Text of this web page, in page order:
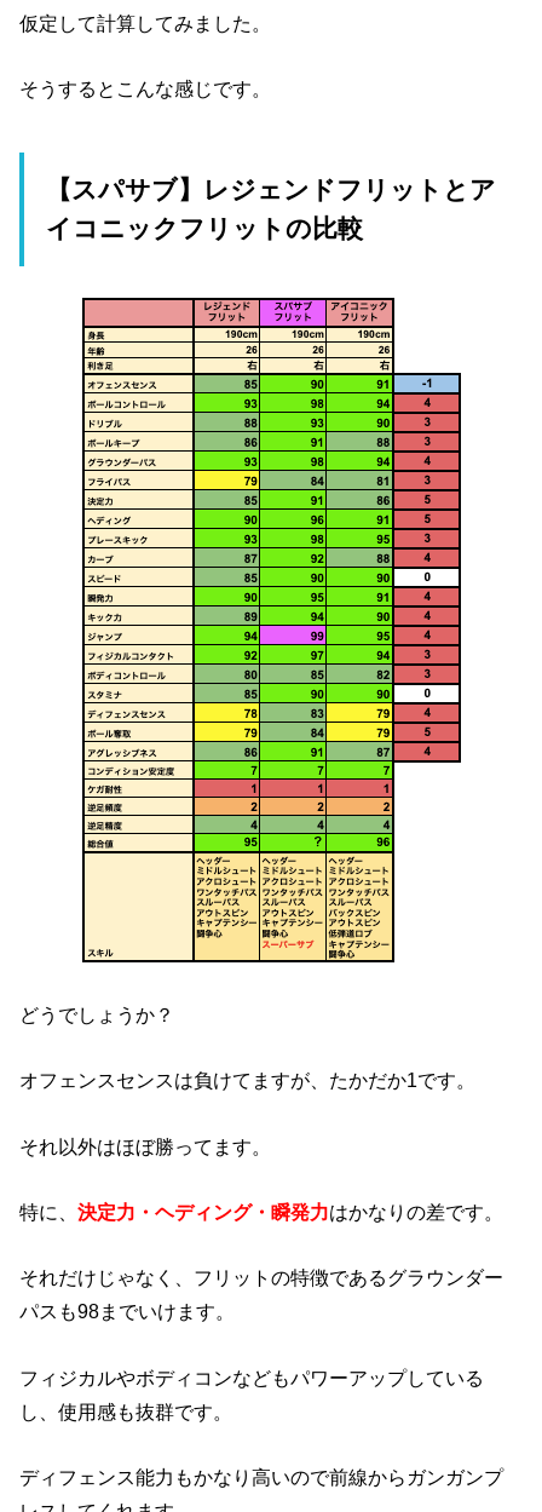
仮定して計算してみました。
そうするとこんな感じです。
【スパサブ】レジェンドフリットとア
イコニックフリットの比較
どうでしょうか？
オフェンスセンスは負けてますが、たかだか1です。
それ以外はほぼ勝ってます。
特に、決定力・ヘディング・瞬発力はかなりの差です。
それだけじゃなく、フリットの特徴であるグラウンダー
パスも98までいけます。
フィジカルやボディコンなどもパワーアップしている
し、使用感も抜群です。
ディフェンス能力もかなり高いので前線からガンガンプ